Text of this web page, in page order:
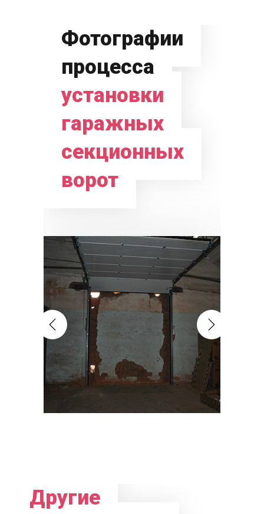
Фотографии
процесса
установки
гаражных
секционных
ворот
Другие